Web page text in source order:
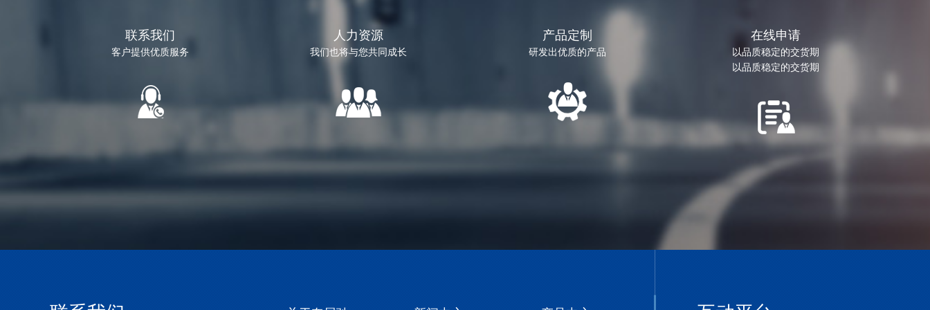
联系我们
客户提供优质服务
人力资源
我们也将与您共同成长
产品定制
研发出优质的产品
在线申请
以品质稳定的交货期
以品质稳定的交货期